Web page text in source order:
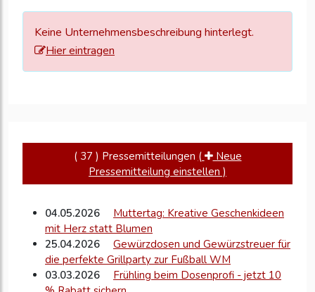
aktualisieren
Keine Unternehmensbeschreibung hinterlegt.
Hier eintragen
( 37 ) Pressemitteilungen (
Neue
Pressemitteilung einstellen )
04.05.2026
Muttertag: Kreative Geschenkideen
mit Herz statt Blumen
25.04.2026
Gewürzdosen und Gewürzstreuer für
die perfekte Grillparty zur Fußball WM
03.03.2026
Frühling beim Dosenprofi - jetzt 10